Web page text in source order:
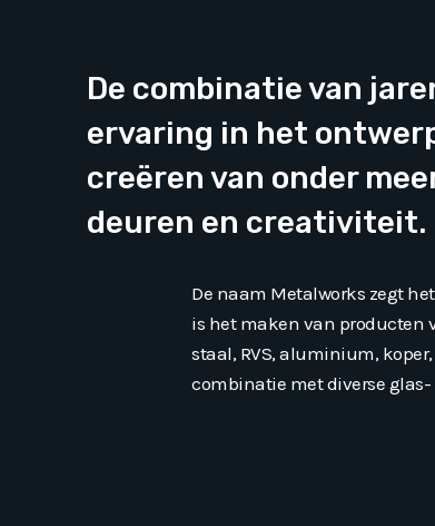
De combinatie van
ervaring in het
creëren van onder
deuren en creativiteit.
De naam Metalworks zegt
is het maken van producten
staal, RVS, aluminium,
combinatie met diverse